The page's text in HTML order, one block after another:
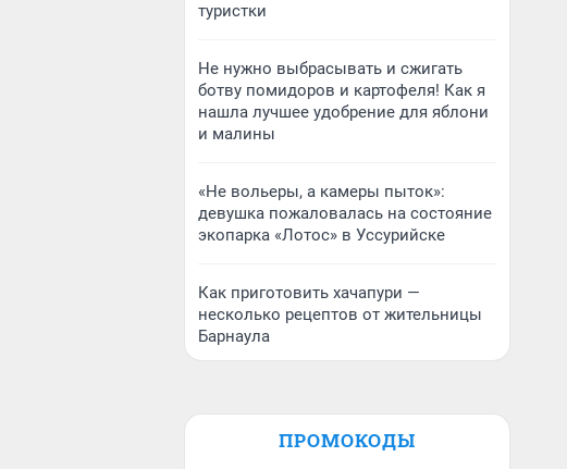
туристки
Не нужно выбрасывать и сжигать
ботву помидоров и картофеля! Как я
нашла лучшее удобрение для яблони
и малины
«Не вольеры, а камеры пыток»:
девушка пожаловалась на состояние
экопарка «Лотос» в Уссурийске
Как приготовить хачапури —
несколько рецептов от жительницы
Барнаула
ПРОМОКОДЫ